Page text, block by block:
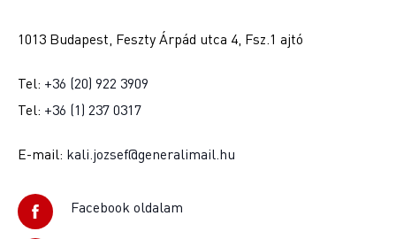
1013 Budapest, Feszty Árpád utca 4, Fsz.1 ajtó
Tel: +36 (20) 922 3909
Tel: +36 (1) 237 0317
E-mail: kali.jozsef@generalimail.hu
Facebook oldalam